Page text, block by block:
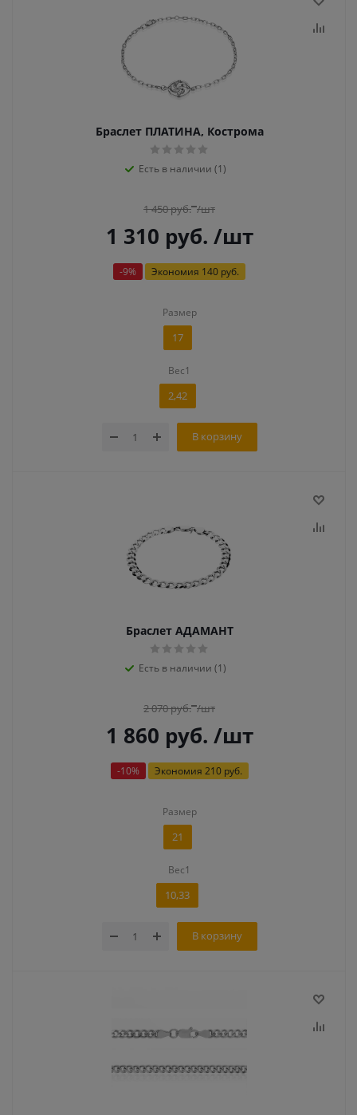
Браслет ПЛАТИНА, Кострома
Есть в наличии (1)
1 450руб. /шт
1 310 руб. /шт
-9% Экономия 140 руб.
Размер
17
Вес1
2,42
В корзину
Браслет АДАМАНТ
Есть в наличии (1)
2 070руб. /шт
1 860 руб. /шт
-10% Экономия 210 руб.
Размер
21
Вес1
10,33
В корзину